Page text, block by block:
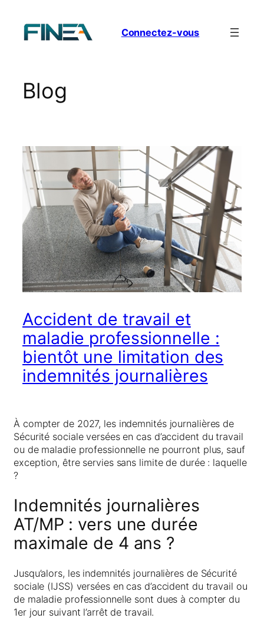
contenu
Connectez-vous
Blog
Accident de travail et
maladie professionnelle :
bientôt une limitation des
indemnités journalières
À compter de 2027, les indemnités journalières de
Sécurité sociale versées en cas d’accident du travail
ou de maladie professionnelle ne pourront plus, sauf
exception, être servies sans limite de durée : laquelle
?
Indemnités journalières
AT/MP : vers une durée
maximale de 4 ans ?
Jusqu’alors, les indemnités journalières de Sécurité
sociale (IJSS) versées en cas d’accident du travail ou
de maladie professionnelle sont dues à compter du
1er jour suivant l’arrêt de travail.